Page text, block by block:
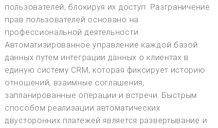
пользователей, блокируя их доступ. Разграничение
прав пользователей основано на
профессиональной деятельности.
Автоматизированное управление каждой базой
данных путем интеграции данных о клиентах в
единую систему CRM, которая фиксирует историю
отношений, взаимные соглашения,
запланированные операции и встречи. Быстрым
способом реализации автоматических
двусторонних платежей является развертывание и